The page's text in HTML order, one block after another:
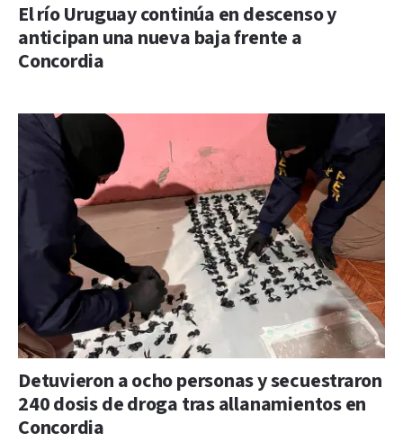
El río Uruguay continúa en descenso y
anticipan una nueva baja frente a
Concordia
Detuvieron a ocho personas y secuestraron
240 dosis de droga tras allanamientos en
Concordia